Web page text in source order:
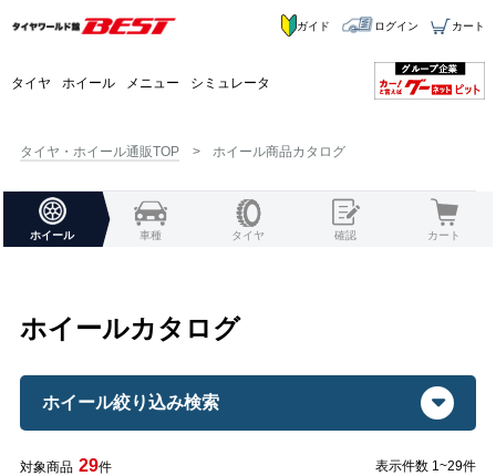
タイヤ ホイール メニュー シミュレータ
ガイド ログイン カート
タイヤ・ホイール通販TOP ホイール商品カタログ
ホイール 車種 タイヤ 確認 カート
ホイールカタログ
ホイール絞り込み検索
対象商品 29件 表示件数 1~29件